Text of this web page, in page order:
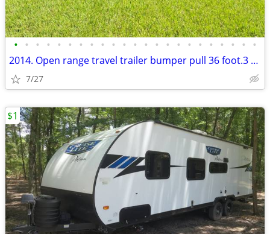
• • • • • • • • • • • • • • • • • • • • • • •
2014. Open range travel trailer bumper pull 36 foot.3 Super slide outs
7/27
$1